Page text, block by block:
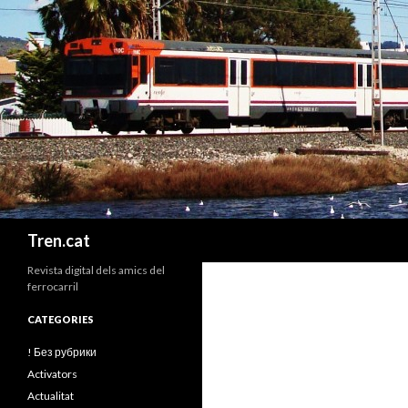
Tren.cat
Revista digital dels amics del
ferrocarril
CATEGORIES
! Без рубрики
Activators
Actualitat